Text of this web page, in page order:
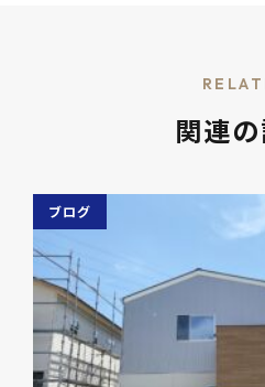
関連
ブログ